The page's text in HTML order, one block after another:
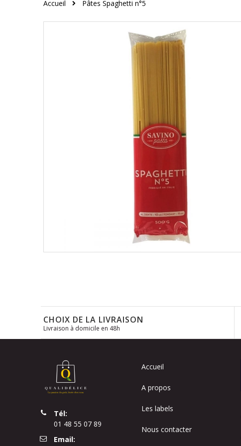
Accueil Pâtes Spaghetti n°5
images
CHOIX DE LA LIVRAISON
Livraison à domicile en 48h
Tél:
01 48 55 07 89
Email:
Accueil
A propos
Les labels
Nous contacter